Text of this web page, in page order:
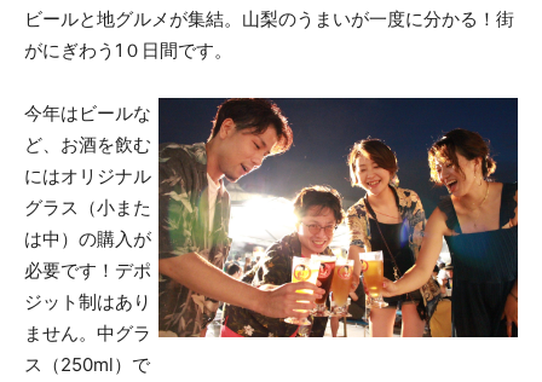
ビールと地グルメが集結。山梨のうまいが一度に分かる！街
がにぎわう1０日間です。
今年はビールな
ど、お酒を飲む
にはオリジナル
グラス（小また
は中）の購入が
必要です！デポ
ジット制はあり
ません。中グラ
ス（250ml）で